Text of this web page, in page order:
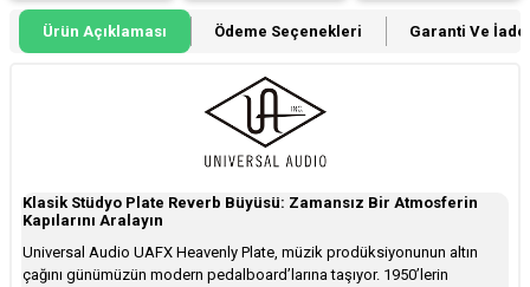
Ürün Açıklaması Ödeme Seçenekleri Garanti Ve İade
Klasik Stüdyo Plate Reverb Büyüsü: Zamansız Bir Atmosferin
Kapılarını Aralayın
Universal Audio UAFX Heavenly Plate, müzik prodüksiyonunun altın
çağını günümüzün modern pedalboard’larına taşıyor. 1950’lerin